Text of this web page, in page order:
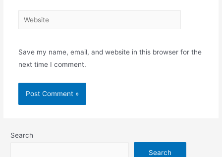
Website
Save my name, email, and website in this browser for the
next time I comment.
Search
Search